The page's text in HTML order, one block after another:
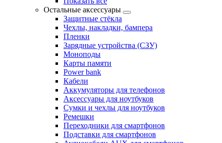
Остальные аксессуары
Защитные стёкла
Чехлы, накладки, бампера
Пленки
Зарядные устройства (СЗУ)
Моноподы
Карты памяти
Power bank
Кабели
Аккумуляторы для телефонов
Аксессуары для ноутбуков
Сумки и чехлы для ноутбуков
Ремешки
Переходники для смартфонов
Подставки для смартфонов